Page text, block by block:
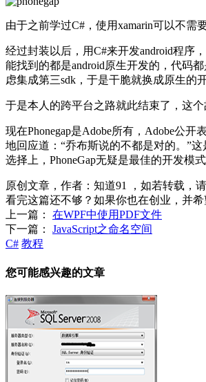
由于之前学过C#，使用xamarin可以不需
经过封装以后，用C#来开发android程序
能找到的都是android原生开发的，代码
虑集成第三sdk，于是干脆就换成原生的开
于是本人的跨平台之路就此结束了，这
现在Phonegap是Adobe所有，Adobe公
地回应道：“乔布斯说的不都是对的。”
选择上，PhoneGap无疑是最佳的开发模式
原创文章，作者：知道91 ，如若转载，
看完这篇还不够？如果你也在创业，并
上一篇：
在WPF中使用PDF文件
下一篇：
JavaScript之命名空间
C# 教程
您可能感兴趣的文章